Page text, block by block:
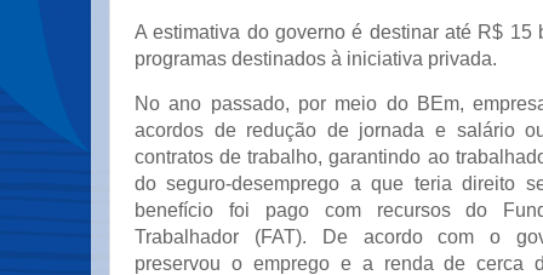
A estimativa do governo é destinar até R$ 15
programas destinados à iniciativa privada.
No ano passado, por meio do BEm,
acordos de redução de jornada e salário
contratos de trabalho, garantindo ao
do seguro-desemprego a que teria direito
benefício foi pago com recursos do
Trabalhador (FAT). De acordo com o
preservou o emprego e a renda de cerca